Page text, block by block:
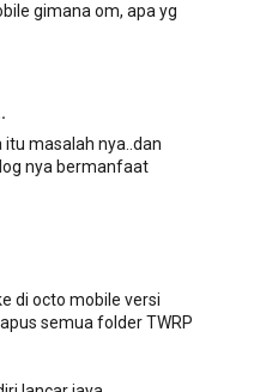
gimana om, apa yg
itu masalah nya..dan
nya bermanfaat
di octo mobile versi
semua folder TWRP